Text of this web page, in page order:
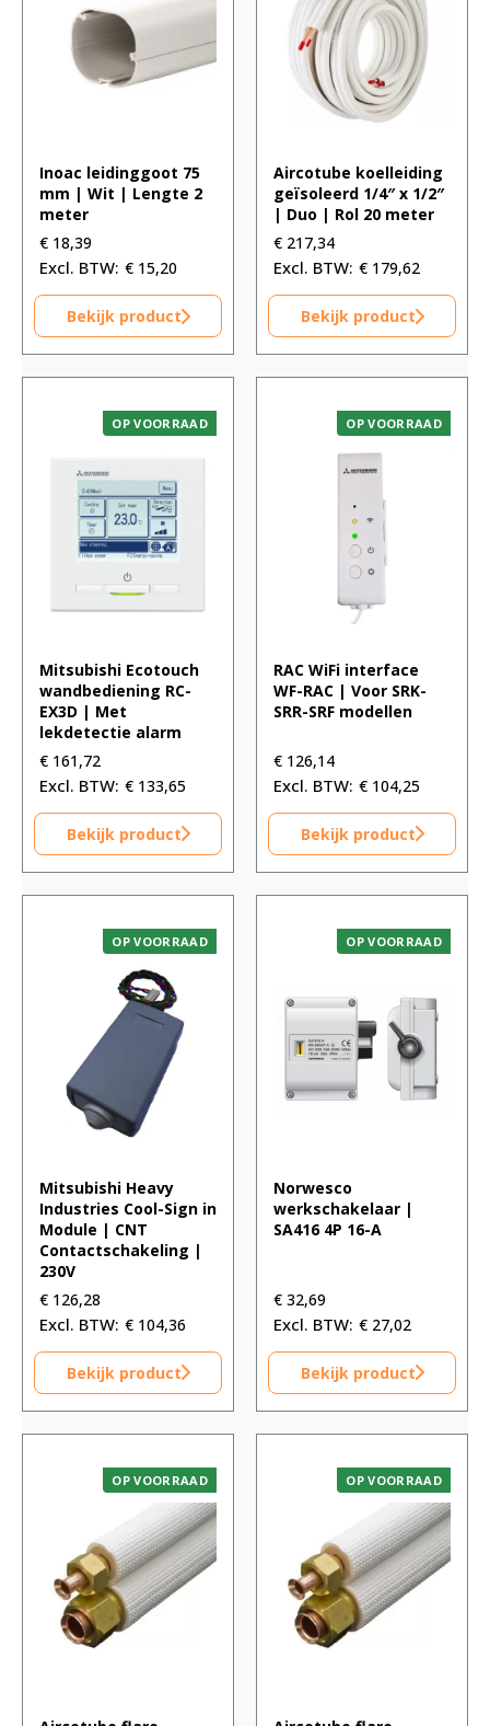
Inoac leidinggoot 75
mm | Wit | Lengte 2
meter
€ 18,39
€ 15,20
Bekijk product
Aircotube koelleiding
geïsoleerd 1/4″ x 1/2″
| Duo | Rol 20 meter
€ 217,34
€ 179,62
Bekijk product
OP VOORRAAD
Mitsubishi Ecotouch
wandbediening RC-
EX3D | Met
lekdetectie alarm
€ 161,72
€ 133,65
Bekijk product
OP VOORRAAD
RAC WiFi interface
WF-RAC | Voor SRK-
SRR-SRF modellen
€ 126,14
€ 104,25
Bekijk product
OP VOORRAAD
Mitsubishi Heavy
Industries Cool-Sign in
Module | CNT
Contactschakeling |
230V
€ 126,28
€ 104,36
Bekijk product
OP VOORRAAD
Norwesco
werkschakelaar |
SA416 4P 16-A
€ 32,69
€ 27,02
Bekijk product
OP VOORRAAD OP VOORRAAD